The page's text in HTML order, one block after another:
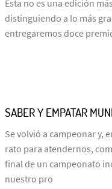
Esta no es una edición
distinguiendo a lo más
entregaremos doce
SABER Y EMPATAR
Se volvió a campeonar y,
rato para atendernos,
final de un campeonato
nuestro pro